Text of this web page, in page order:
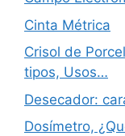
Cinta Métrica
Crisol de
tipos, Usos…
Desecador:
Dosímetro,